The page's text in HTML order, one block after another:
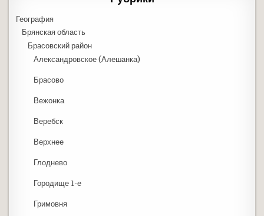
География
Брянская область
Брасовский район
Александровское (Алешанка)
Брасово
Вежонка
Веребск
Верхнее
Глоднево
Городище 1-е
Гримовня